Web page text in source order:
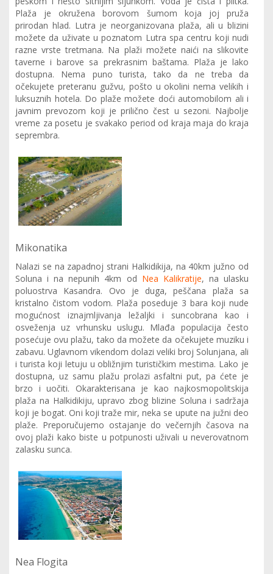
Plaža je okružena borovom šumom koja joj pruža
prirodan hlad. Lutra je neorganizovana plaža, ali u blizini
možete da uživate u poznatom Lutra spa centru koji nudi
razne vrste tretmana. Na plaži možete naići na slikovite
taverne i barove sa prekrasnim baštama. Plaža je lako
dostupna. Nema puno turista, tako da ne treba da
očekujete preteranu gužvu, pošto u okolini nema velikih i
luksuznih hotela. Do plaže možete doći automobilom ali i
javnim prevozom koji je prilično čest u sezoni. Najbolje
vreme za posetu je svakako period od kraja maja do kraja
seprembra.
Mikonatika
Nalazi se na zapadnoj strani Halkidikija, na 40km južno od
Soluna i na nepunih 4km od Nea Kalikratije, na ulasku
poluostrva Kasandra. Ovo je duga, peščana plaža sa
kristalno čistom vodom. Plaža poseduje 3 bara koji nude
mogućnost iznajmljivanja ležaljki i suncobrana kao i
osveženja uz vrhunsku uslugu. Mlađa populacija često
posećuje ovu plažu, tako da možete da očekujete muziku i
zabavu. Uglavnom vikendom dolazi veliki broj Solunjana, ali
i turista koji letuju u obližnjim turističkim mestima. Lako je
dostupna, uz samu plažu prolazi asfaltni put, pa ćete je
brzo i uočiti. Okarakterisana je kao najkosmopolitskija
plaža na Halkidikiju, upravo zbog blizine Soluna i sadržaja
koji je bogat. Oni koji traže mir, neka se upute na južni deo
plaže. Preporučujemo ostajanje do večernjih časova na
ovoj plaži kako biste u potpunosti uživali u neverovatnom
zalasku sunca.
Nea Flogita